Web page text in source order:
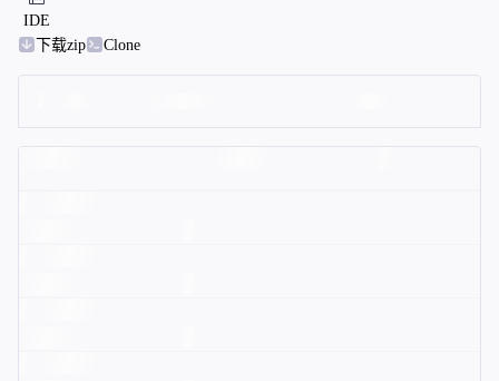
IDE
下载zip
Clone